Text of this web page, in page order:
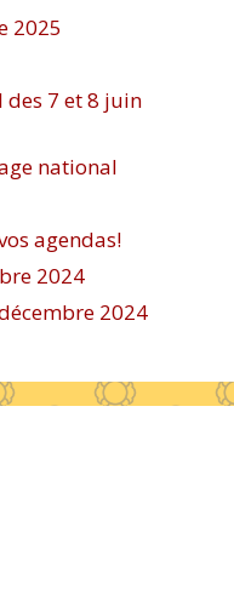
2025
des 7 et 8 juin
national
agendas!
2024
2024